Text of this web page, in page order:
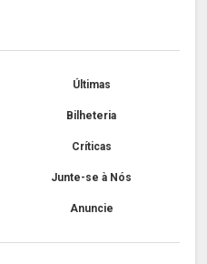
Últimas
Bilheteria
Críticas
Junte-se à Nós
Anuncie